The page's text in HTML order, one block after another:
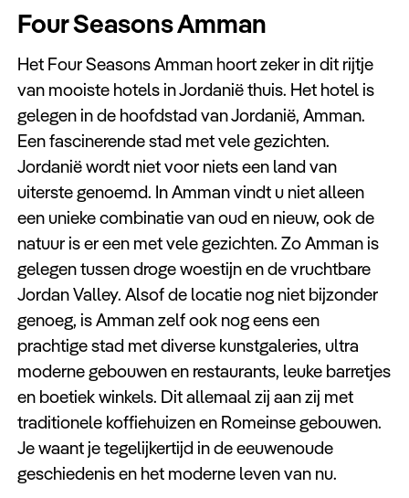
Four Seasons Amman
Het Four Seasons Amman hoort zeker in dit rijtje
van mooiste hotels in Jordanië thuis. Het hotel is
gelegen in de hoofdstad van Jordanië, Amman.
Een fascinerende stad met vele gezichten.
Jordanië wordt niet voor niets een land van
uiterste genoemd. In Amman vindt u niet alleen
een unieke combinatie van oud en nieuw, ook de
natuur is er een met vele gezichten. Zo Amman is
gelegen tussen droge woestijn en de vruchtbare
Jordan Valley. Alsof de locatie nog niet bijzonder
genoeg, is Amman zelf ook nog eens een
prachtige stad met diverse kunstgaleries, ultra
moderne gebouwen en restaurants, leuke barretjes
en boetiek winkels. Dit allemaal zij aan zij met
traditionele koffiehuizen en Romeinse gebouwen.
Je waant je tegelijkertijd in de eeuwenoude
geschiedenis en het moderne leven van nu.